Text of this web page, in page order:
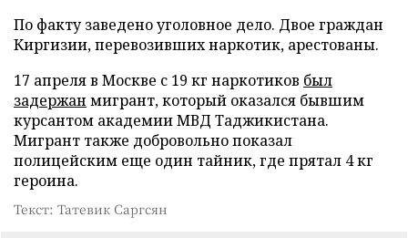
По факту заведено уголовное дело. Двое граждан
Киргизии, перевозивших наркотик, арестованы.
17 апреля в Москве с 19 кг наркотиков был
задержан мигрант, который оказался бывшим
курсантом академии МВД Таджикистана.
Мигрант также добровольно показал
полицейским еще один тайник, где прятал 4 кг
героина.
Текст: Татевик Саргсян